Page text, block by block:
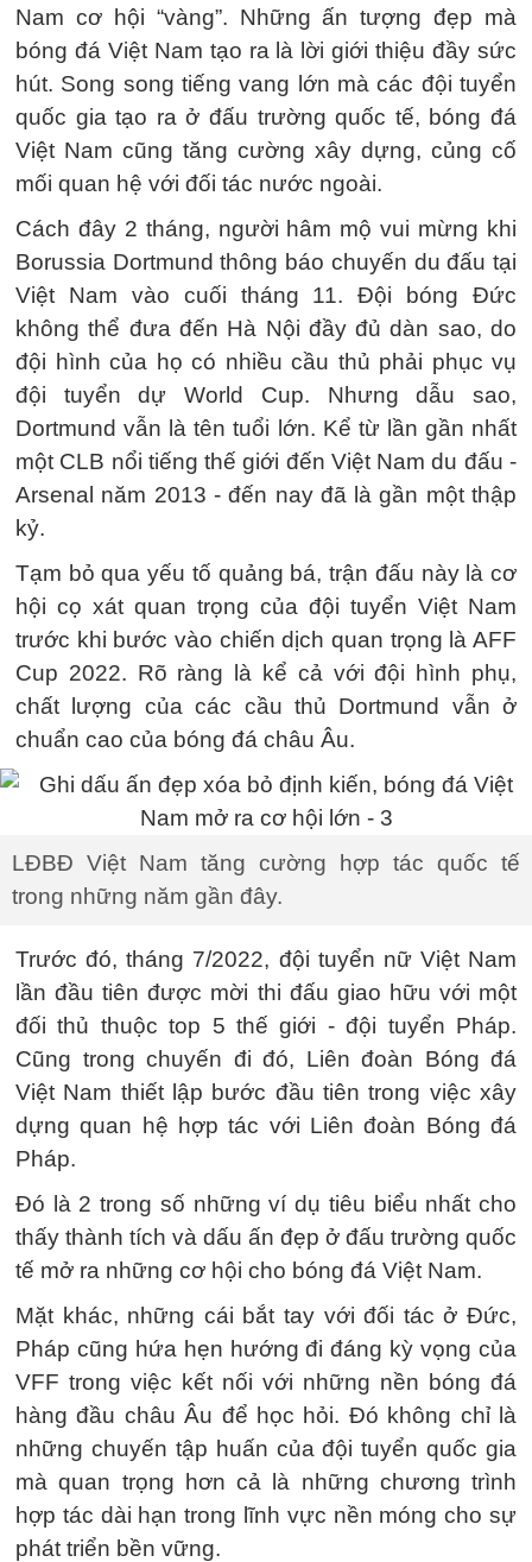
Nam cơ hội “vàng”. Những ấn tượng đẹp mà
bóng đá Việt Nam tạo ra là lời giới thiệu đầy sức
hút. Song song tiếng vang lớn mà các đội tuyển
quốc gia tạo ra ở đấu trường quốc tế, bóng đá
Việt Nam cũng tăng cường xây dựng, củng cố
mối quan hệ với đối tác nước ngoài.
Cách đây 2 tháng, người hâm mộ vui mừng khi
Borussia Dortmund thông báo chuyến du đấu tại
Việt Nam vào cuối tháng 11. Đội bóng Đức
không thể đưa đến Hà Nội đầy đủ dàn sao, do
đội hình của họ có nhiều cầu thủ phải phục vụ
đội tuyển dự World Cup. Nhưng dẫu sao,
Dortmund vẫn là tên tuổi lớn. Kể từ lần gần nhất
một CLB nổi tiếng thế giới đến Việt Nam du đấu -
Arsenal năm 2013 - đến nay đã là gần một thập
kỷ.
Tạm bỏ qua yếu tố quảng bá, trận đấu này là cơ
hội cọ xát quan trọng của đội tuyển Việt Nam
trước khi bước vào chiến dịch quan trọng là AFF
Cup 2022. Rõ ràng là kể cả với đội hình phụ,
chất lượng của các cầu thủ Dortmund vẫn ở
chuẩn cao của bóng đá châu Âu.
LĐBĐ Việt Nam tăng cường hợp tác quốc tế
trong những năm gần đây.
Trước đó, tháng 7/2022, đội tuyển nữ Việt Nam
lần đầu tiên được mời thi đấu giao hữu với một
đối thủ thuộc top 5 thế giới - đội tuyển Pháp.
Cũng trong chuyến đi đó, Liên đoàn Bóng đá
Việt Nam thiết lập bước đầu tiên trong việc xây
dựng quan hệ hợp tác với Liên đoàn Bóng đá
Pháp.
Đó là 2 trong số những ví dụ tiêu biểu nhất cho
thấy thành tích và dấu ấn đẹp ở đấu trường quốc
tế mở ra những cơ hội cho bóng đá Việt Nam.
Mặt khác, những cái bắt tay với đối tác ở Đức,
Pháp cũng hứa hẹn hướng đi đáng kỳ vọng của
VFF trong việc kết nối với những nền bóng đá
hàng đầu châu Âu để học hỏi. Đó không chỉ là
những chuyến tập huấn của đội tuyển quốc gia
mà quan trọng hơn cả là những chương trình
hợp tác dài hạn trong lĩnh vực nền móng cho sự
phát triển bền vững.